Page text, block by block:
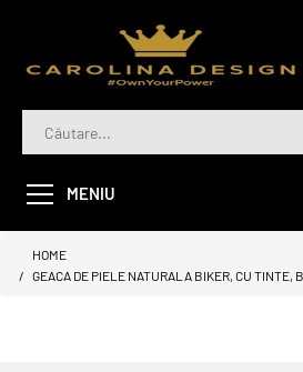
MENIU
HOME
GEACA DE PIELE NATURALA BIKER, CU TINTE,